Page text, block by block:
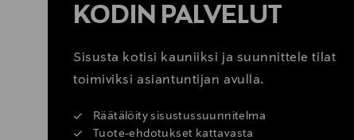
KODIN PALVELUT
Sisusta kotisi kauniiksi ja suunnittele tilat
toimiviksi asiantuntijan avulla.
Räätälöity sisustussuunnitelma
Tuote-ehdotukset kattavasta